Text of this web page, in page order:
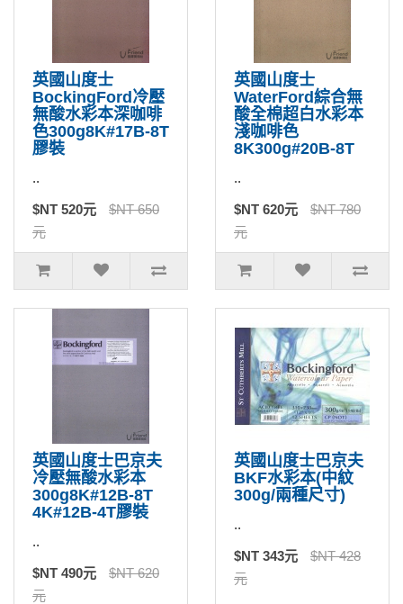
英國山度士
BockingFord冷壓
無酸水彩本深咖啡
色300g8K#17B-8T
膠裝
..
$NT 520元
$NT 650
元
英國山度士
WaterFord綜合無
酸全棉超白水彩本
淺咖啡色
8K300g#20B-8T
..
$NT 620元
$NT 780
元
英國山度士巴京夫
冷壓無酸水彩本
300g8K#12B-8T
4K#12B-4T膠裝
..
$NT 490元
$NT 620
元
英國山度士巴京夫
BKF水彩本(中紋
300g/兩種尺寸)
..
$NT 343元
$NT 428
元